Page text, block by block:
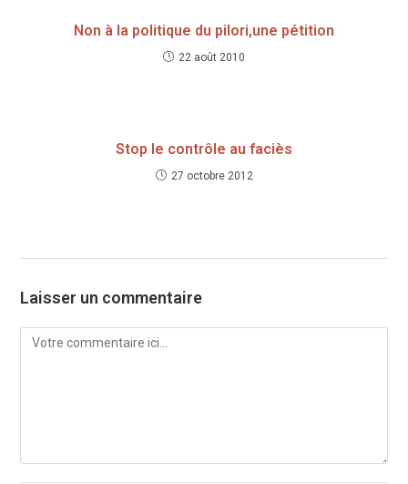
Non à la politique du pilori,une pétition
22 août 2010
Stop le contrôle au faciès
27 octobre 2012
Laisser un commentaire
Comment